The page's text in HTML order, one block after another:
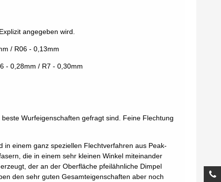
angegeben wird.
/ R06 - 0,13mm
- 0,28mm / R7 - 0,30mm
Wurfeigenschaften gefragt sind. Feine Flechtung
in einem ganz speziellen Flechtverfahren aus Peak-
die in einem sehr kleinen Winkel miteinander
der an der Oberfläche pfeilähnliche Dimpel
den sehr guten Gesamteigenschaften aber noch